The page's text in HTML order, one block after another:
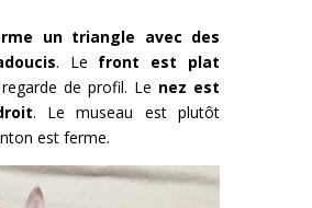
un triangle avec des
. Le front est plat
de profil. Le nez est
. Le museau est plutôt
est ferme.